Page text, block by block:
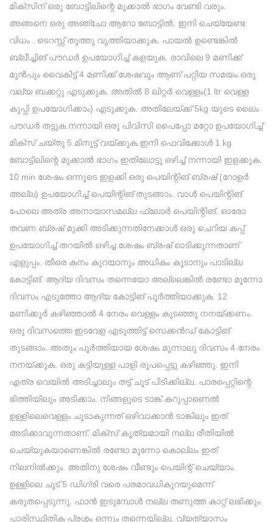
മിക്സിന് ഒരു ബോട്ടിലിന്റെ മുക്കാൽ ഭാഗം വേണ്ടി വരും.
അങ്ങനെ ഒരു അഞ്ചോ ആറോ ബോട്ടിൽ. ഇനി ചെയ്യേണ്ട
വിധം . ടെറസ്സ് തൂത്തു വൃത്തിയാക്കുക. പായൽ ഉണ്ടെങ്കിൽ
ബ്ലീച്ചിങ് പൗഡർ ഉപയോഗിച്ച് കളയുക. രാവിലെ 9 മണിക്ക്
മുൻപും വൈകിട്ട് 4 മണിക്ക് ശേഷവും ആണ് പറ്റിയ സമയം.ഒരു
വല്യ ബക്കറ്റു എടുക്കുക. അതിൽ 8 ലിറ്റർ വെള്ളം(1 ltr വെള്ള
കുപ്പി ഉപയോഗിക്കാം) എടുക്കുക. അതിലേയ്ക്ക് 5kg യുടെ ലൈം
പൗഡർ തട്ടുക.നന്നായി ഒരു പിവിസി പൈപ്പോ മറ്റോ ഉപയോഗിച്ച്
മിക്സ് ചയ്തു 5 മിനുട്ട് വയ്ക്കുക.ഇനി ഫെവിക്കോൾ 1 kg
ബോട്ടിലിന്റെ മുക്കാൽ ഭാഗം ഇതിലോട്ടു ഒഴിച്ച് നന്നായി ഇളക്കുക.
10 min ശേഷം ഒന്നൂടെ ഇളക്കി ഒരു പെയിന്റിങ് ബ്രഷ് (റോളർ
അല്ല) ഉപയോഗിച്ച് പെയിന്റിങ് തുടങ്ങാം. വാൾ പെയിന്റിങ്
പോലെ അത്ര അനായാസമല്ല ഫ്ലോർ പെയിന്റിങ്. ഓരോ
തവണ ബ്രഷ് മുക്കി അടിക്കുന്നതിനേക്കാൾ ഒരു ചെറിയ കപ്പ്
ഉപയോഗിച്ച് തറയിൽ ഒഴിച്ച ശേഷം ബ്രഷ് ഓടിക്കുന്നതാണ്
എളുപ്പം. തീരെ കനം കുറയാനും അധികം കൂടാനും പാടില്ല
കോട്ടിങ്. ആദ്യ ദിവസം തന്നെയോ അല്ലെങ്കിൽ രണ്ടോ മൂന്നോ
ദിവസം എടുത്തോ ആദ്യ കോട്ടിങ് പൂർത്തിയാക്കുക. 12
മണിക്കൂർ കഴിഞ്ഞാൽ 4 നേരം വെള്ളം കുടഞ്ഞു നനയ്ക്കണം.
ഒരു ദിവസത്തെ ഇടവേള എടുത്തിട്ട് സെക്കൻഡ് കോട്ടിങ്
തുടങ്ങാം. അതും പൂർത്തിയായ ശേഷം മൂന്നാലു ദിവസം 4 നേരം
നനയ്ക്കുക. ഒരു കട്ടിയുള്ള പാളി രൂപപ്പെട്ടു കഴിഞ്ഞു. ഇനി
എത്ര വെയിൽ അടിച്ചാലും തട്ട് ചൂട് പിടിക്കില്ല. പാരപ്പെറ്റിന്റെ
ഭിത്തിയിലും അടിക്കാം. നിങ്ങളുടെ ടാങ്ക് കറുപ്പാണെൽ
ഉള്ളിലെവെള്ളം ചൂടാകുന്നത് ഒഴിവാക്കാൻ ടാങ്കിലും ഇത്
അടിക്കാവുന്നതാണ്. മിക്സ് കൃത്യമായി നല്ല രീതിയിൽ
ചെയ്യുകയാണെങ്കിൽ രണ്ടോ മൂന്നോ കൊല്ലം ഇത്
നിലനിൽക്കും. അതിനു ശേഷം വീണ്ടും പെയിന്റ് ചെയ്യാം.
ഉള്ളിലെ ചൂട് 5 ഡിഗ്രി വരെ പരമാവധികുറയുമെന്ന്
കരുതപ്പെടുന്നു. ഫാൻ ഇടുമ്പോൾ നല്ല തണുത്ത കാറ്റ് ലഭിക്കും.
പാരിസ്ഥിതിക പ്രശ്നം ഒന്നും തന്നെയില്ല. വ്യത്യാസം